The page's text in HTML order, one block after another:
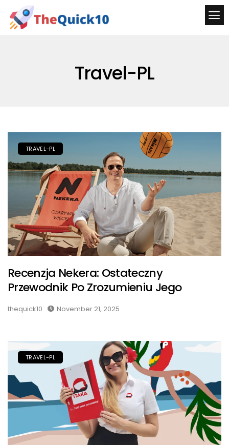
Travel-PL
TRAVEL-PL
Recenzja Nekera: Ostateczny
Przewodnik Po Zrozumieniu Jego
thequick10 November 21, 2025
TRAVEL-PL